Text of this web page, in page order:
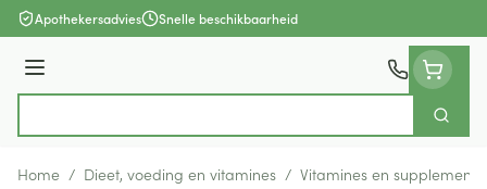
Ga naar de inhoud
Apothekersadvies Snelle beschikbaarheid
Menu
Zoek
Home / Dieet, voeding en vitamines / Vitamines en